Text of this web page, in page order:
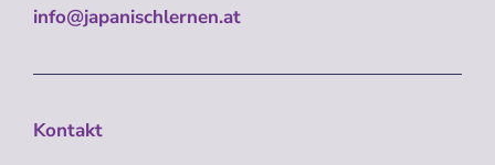
info@japanischlernen.at
Kontakt